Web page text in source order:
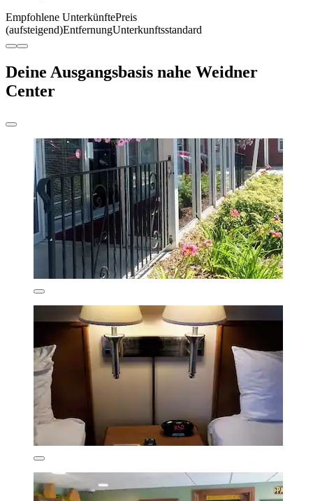
Empfohlene UnterkünftePreis
(aufsteigend)EntfernungUnterkunftsstandard
Deine Ausgangsbasis nahe Weidner
Center